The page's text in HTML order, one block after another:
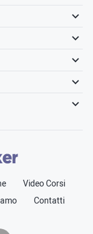
Video Corsi
Contatti